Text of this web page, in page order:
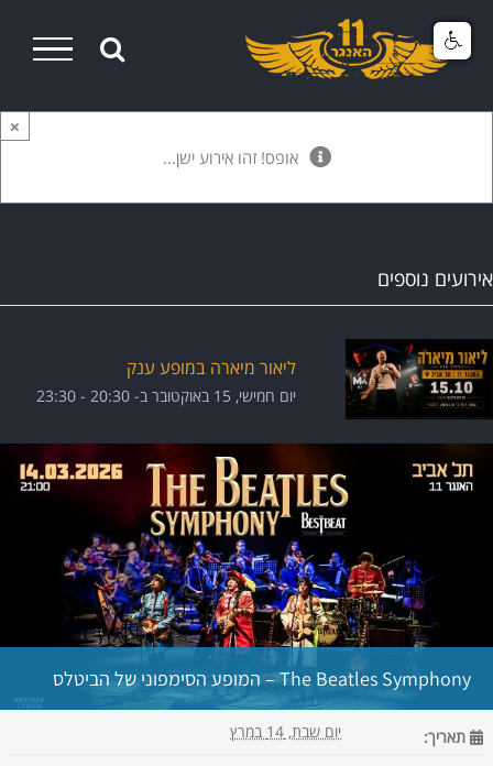
Skip
×
אופס! זהו אירוע ישן...
אירועים נוספים
ליאור מיארה במופע ענק
יום חמישי, 15 באוקטובר ב- 20:30 -
23:30
The Beatles Symphony – המופע הסימפוני של הביטלס
תאריך: יום שבת, 14 במרץ